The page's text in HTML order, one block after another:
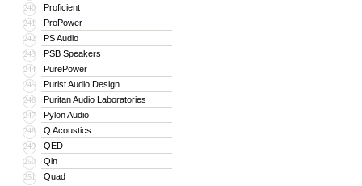
240 Proficient
241 ProPower
242 PS Audio
243 PSB Speakers
244 PurePower
245 Purist Audio Design
246 Puritan Audio Laboratories
247 Pylon Audio
248 Q Acoustics
249 QED
250 Qln
251 Quad